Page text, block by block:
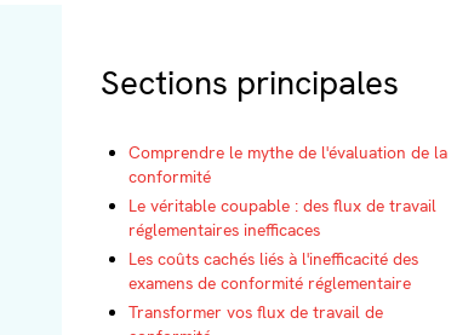
Sections principales
Comprendre le mythe de l'évaluation de la
conformité
Le véritable coupable : des flux de travail
réglementaires inefficaces
Les coûts cachés liés à l'inefficacité des
examens de conformité réglementaire
Transformer vos flux de travail de